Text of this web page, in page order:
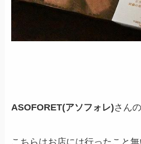
ASOFORET(アソフォレ)さんの
こちらはお店には行ったこと